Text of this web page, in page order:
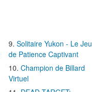
Solitaire Yukon - Le Jeu
de Patience Captivant
Champion de Billard
Virtuel